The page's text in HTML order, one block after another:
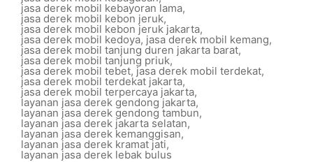
jasa derek mobil kebayoran lama,
jasa derek mobil kebon jeruk,
jasa derek mobil kebon jeruk jakarta,
jasa derek mobil kedoya, jasa derek mobil kemang,
jasa derek mobil tanjung duren jakarta barat,
jasa derek mobil tanjung priuk,
jasa derek mobil tebet, jasa derek mobil terdekat,
jasa derek mobil terdekat jakarta,
jasa derek mobil terpercaya jakarta,
layanan jasa derek gendong jakarta,
layanan jasa derek gendong tambun,
layanan jasa derek jakarta selatan,
layanan jasa derek kemanggisan,
layanan jasa derek kramat jati,
layanan jasa derek lebak bulus